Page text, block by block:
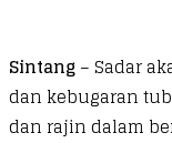
Sintang– Sadar
dan kebugaran
dan rajin dalam